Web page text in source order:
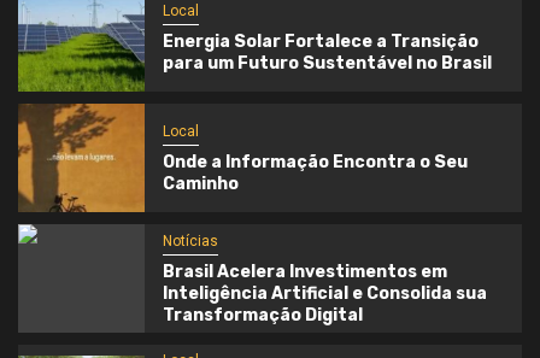
Local
Energia Solar Fortalece a Transição
para um Futuro Sustentável no Brasil
Local
Onde a Informação Encontra o Seu
Caminho
Notícias
Brasil Acelera Investimentos em
Inteligência Artificial e Consolida sua
Transformação Digital